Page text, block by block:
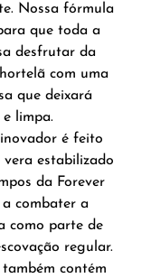
Nossa fórmula
que toda a
desfrutar da
com uma
que deixará
e limpa.
é feito
estabilizado
da Forever
combater a
como parte de
regular.
contém